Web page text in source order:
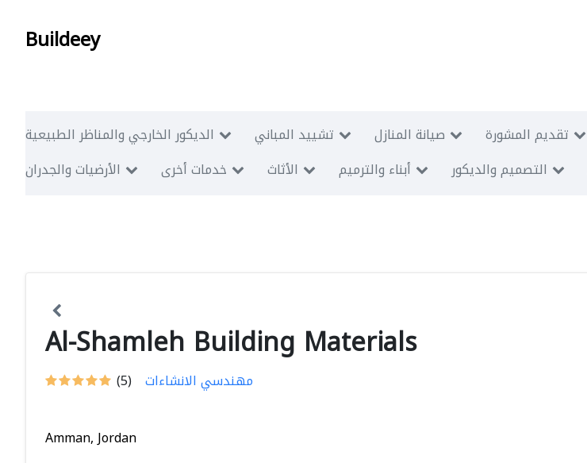
Buildeey
الديكور الخارجي والمناظر الطبيعية تشييد المباني صيانة المنازل تقديم المشورة
الأرضيات والجدران
خدمات أخرى الأثاث أبناء والترميم التصميم والديكور
Al-Shamleh Building Materials
(5) مهندسي الانشاءات
Amman, Jordan